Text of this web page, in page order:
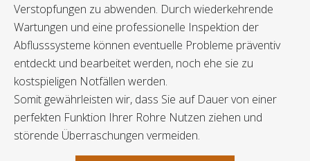
Verstopfungen zu abwenden. Durch wiederkehrende
Wartungen und eine professionelle Inspektion der
Abflusssysteme können eventuelle Probleme präventiv
entdeckt und bearbeitet werden, noch ehe sie zu
kostspieligen Notfällen werden.
Somit gewährleisten wir, dass Sie auf Dauer von einer
perfekten Funktion Ihrer Rohre Nutzen ziehen und
störende Überraschungen vermeiden.